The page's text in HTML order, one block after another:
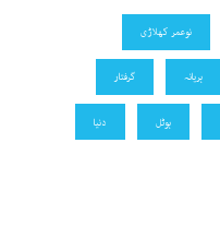
نوعمر کھلاڑی
ہریانہ گرفتار
ہوٹل دنیا